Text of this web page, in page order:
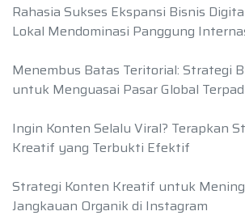
Rahasia Sukses Ekspansi Bisnis
Lokal Mendominasi Panggung
Menembus Batas Teritorial: Strategi
untuk Menguasai Pasar Global
Ingin Konten Selalu Viral? Terapkan
Kreatif yang Terbukti Efektif
Strategi Konten Kreatif untuk
Jangkauan Organik di Instagram